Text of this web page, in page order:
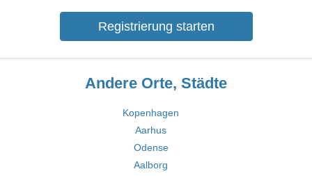
Registrierung starten
Andere Orte, Städte
Kopenhagen
Aarhus
Odense
Aalborg